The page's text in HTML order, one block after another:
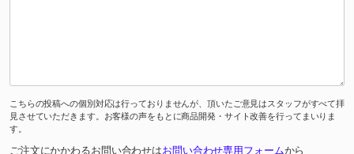
こちらの投稿への個別対応は行っておりませんが、頂いたご意見はスタッフがすべて拝
見させていただきます。お客様の声をもとに商品開発・サイト改善を行ってまいりま
す。
ご注文にかかわるお問い合わせはお問い合わせ専用フォームから